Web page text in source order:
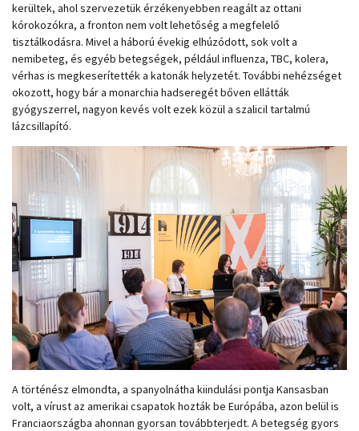
kerültek, ahol szervezetük érzékenyebben reagált az ottani
kórokozókra, a fronton nem volt lehetőség a megfelelő
tisztálkodásra. Mivel a háború évekig elhúzódott, sok volt a
nemibeteg, és egyéb betegségek, például influenza, TBC, kolera,
vérhas is megkeserítették a katonák helyzetét. További nehézséget
okozott, hogy bár a monarchia hadseregét bőven ellátták
gyógyszerrel, nagyon kevés volt ezek közül a szalicil tartalmú
lázcsillapító.
A történész elmondta, a spanyolnátha kiindulási pontja Kansasban
volt, a vírust az amerikai csapatok hozták be Európába, azon belül is
Franciaországba ahonnan gyorsan továbbterjedt. A betegség gyors